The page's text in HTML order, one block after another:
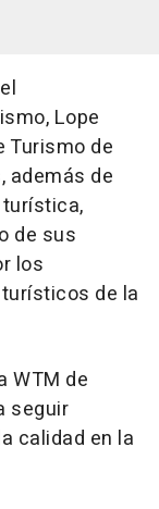
Lope
Turismo de
además de
de sus
los
de la
WTM de
seguir
calidad en la